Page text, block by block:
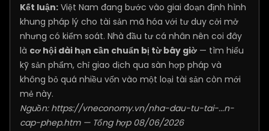
Kết luận: Việt Nam đang bước vào giai đoạn định hình
khung pháp lý cho tài sản mã hóa với tư duy cởi mở
nhưng có kiểm soát. Nhà đầu tư cá nhân nên coi đây
là cơ hội dài hạn cần chuẩn bị từ bây giờ — tìm hiểu
kỹ sản phẩm, chỉ giao dịch qua sàn hợp pháp và
không bỏ quá nhiều vốn vào một loại tài sản còn mới
mẻ này.
Nguồn: https://vneconomy.vn/nha-dau-tu-tai-...n-
cap-phep.htm— Tổng hợp 08/06/2026